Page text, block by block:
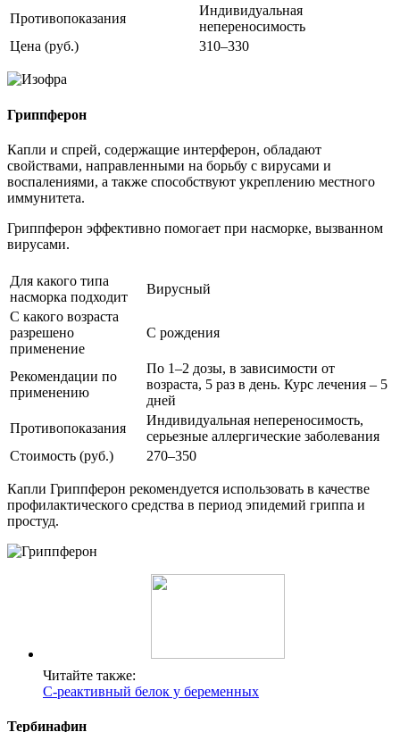
Противопоказания
Индивидуальная
непереносимость
Цена (руб.)
310–330
Гриппферон
Капли и спрей, содержащие интерферон, обладают
свойствами, направленными на борьбу с вирусами и
воспалениями, а также способствуют укреплению местного
иммунитета.
Гриппферон эффективно помогает при насморке, вызванном
вирусами.
Для какого типа
насморка подходит
Вирусный
С какого возраста
разрешено
применение
С рождения
Рекомендации по
применению
По 1–2 дозы, в зависимости от
возраста, 5 раз в день. Курс лечения – 5
дней
Противопоказания
Индивидуальная непереносимость,
серьезные аллергические заболевания
Стоимость (руб.)
270–350
Капли Гриппферон рекомендуется использовать в качестве
профилактического средства в период эпидемий гриппа и
простуд.
Читайте также:
С-реактивный белок у беременных
Тербинафин